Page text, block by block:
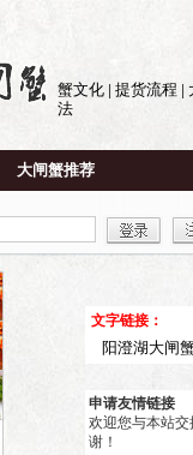
蟹文化| 提货流程
法
大闸蟹推荐
文字链接：
阳澄湖大闸
申请友情链接
欢迎您与本站
谢！